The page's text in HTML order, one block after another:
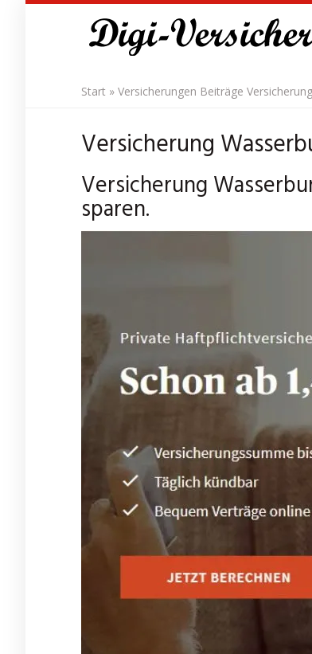
Start » Versicherungen Beiträge
Versicherung
Versicherung
sparen.